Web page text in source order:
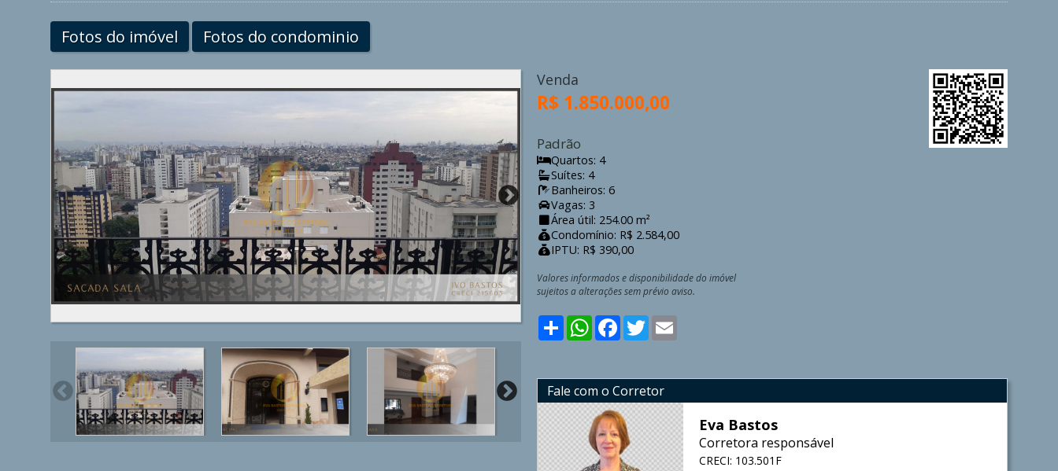
Fotos do imóvel Fotos do condominio
Venda
R$ 1.850.000,00
Padrão
Quartos: 4
Suítes: 4
Banheiros: 6
Vagas: 3
Área útil: 254.00 m²
Condomínio: R$ 2.584,00
IPTU: R$ 390,00
Valores informados e disponibilidade do imóvel
sujeitos a alterações sem prévio aviso.
ShareWhatsApp
Facebook
Twitter
Fale com o Corretor
Eva Bastos
Corretora responsável
CRECI: 103.501F